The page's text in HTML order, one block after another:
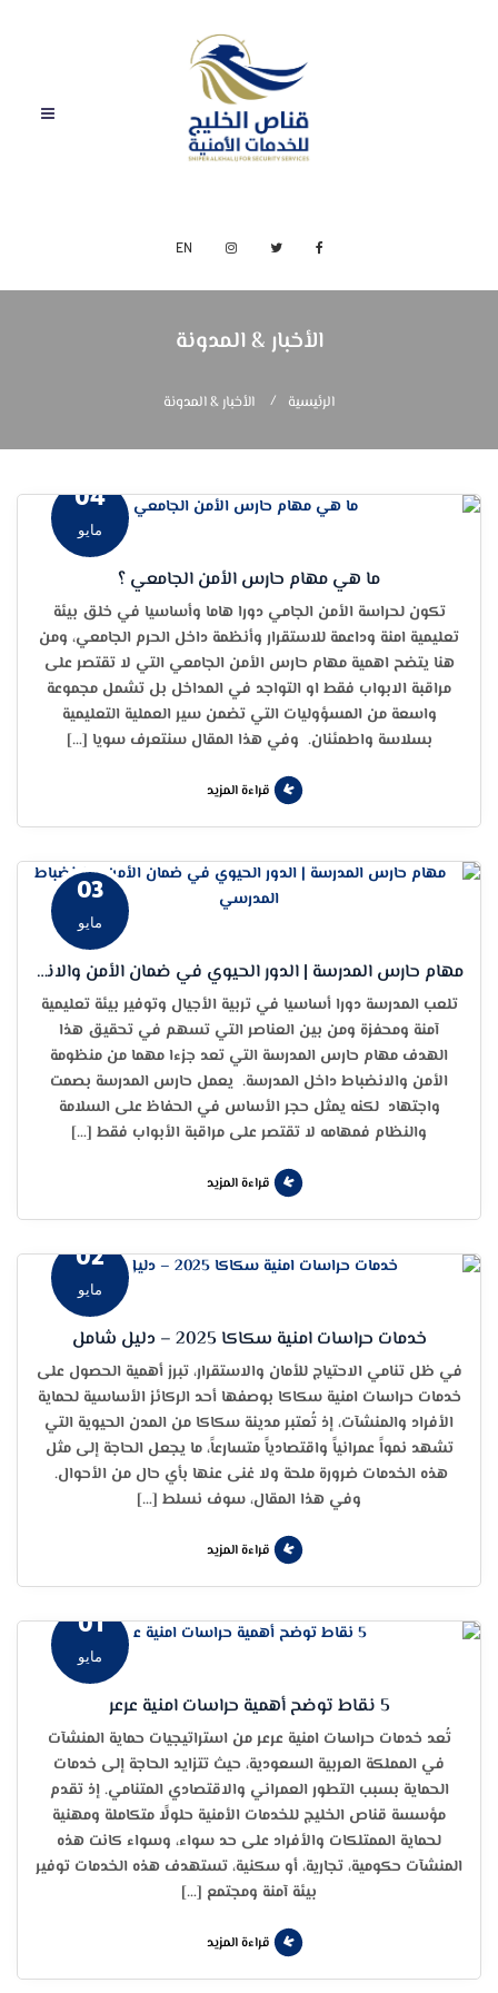
EN
الأخبار & المدونة
الرئيسية الأخبار & المدونة
04
مايو
ما هي مهام حارس الأمن الجامعي ؟
تكون لحراسة الأمن الجامي دورا هاما وأساسيا في خلق بيئة
تعليمية امنة وداعمة للاستقرار وأنظمة داخل الحرم الجامعي، ومن
هنا يتضح اهمية مهام حارس الأمن الجامعي التي لا تقتصر على
مراقبة الابواب فقط او التواجد في المداخل بل تشمل مجموعة
واسعة من المسؤوليات التي تضمن سير العملية التعليمية
بسلاسة واطمئنان. وفي هذا المقال سنتعرف سويا […]
قراءة المزيد
03
مايو
مهام حارس المدرسة | الدور الحيوي في ضمان الأمن والانضباط المدرسي
تلعب المدرسة دورا أساسيا في تربية الأجيال وتوفير بيئة تعليمية
آمنة ومحفزة ومن بين العناصر التي تسهم في تحقيق هذا
الهدف مهام حارس المدرسة التي تعد جزءا مهما من منظومة
الأمن والانضباط داخل المدرسة. يعمل حارس المدرسة بصمت
واجتهاد لكنه يمثل حجر الأساس في الحفاظ على السلامة
والنظام فمهامه لا تقتصر على مراقبة الأبواب فقط […]
قراءة المزيد
02
مايو
خدمات حراسات امنية سكاكا 2025 – دليل شامل
في ظل تنامي الاحتياج للأمان والاستقرار، تبرز أهمية الحصول على
خدمات حراسات امنية سكاكا بوصفها أحد الركائز الأساسية لحماية
الأفراد والمنشآت، إذ تُعتبر مدينة سكاكا من المدن الحيوية التي
تشهد نمواً عمرانياً واقتصادياً متسارعاً، ما يجعل الحاجة إلى مثل
هذه الخدمات ضرورة ملحة ولا غنى عنها بأي حال من الأحوال.
وفي هذا المقال، سوف نسلط […]
قراءة المزيد
01
مايو
5 نقاط توضح أهمية حراسات امنية عرعر
تُعد خدمات حراسات امنية عرعر من استراتيجيات حماية المنشآت
في المملكة العربية السعودية، حيث تتزايد الحاجة إلى خدمات
الحماية بسبب التطور العمراني والاقتصادي المتنامي. إذ تقدم
مؤسسة قناص الخليج للخدمات الأمنية حلولًا متكاملة ومهنية
لحماية الممتلكات والأفراد على حد سواء، وسواء كانت هذه
المنشآت حكومية، تجارية، أو سكنية، تستهدف هذه الخدمات توفير
بيئة آمنة ومجتمع […]
قراءة المزيد